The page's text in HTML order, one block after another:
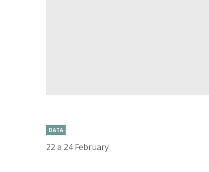
DATA
22 a 24 February